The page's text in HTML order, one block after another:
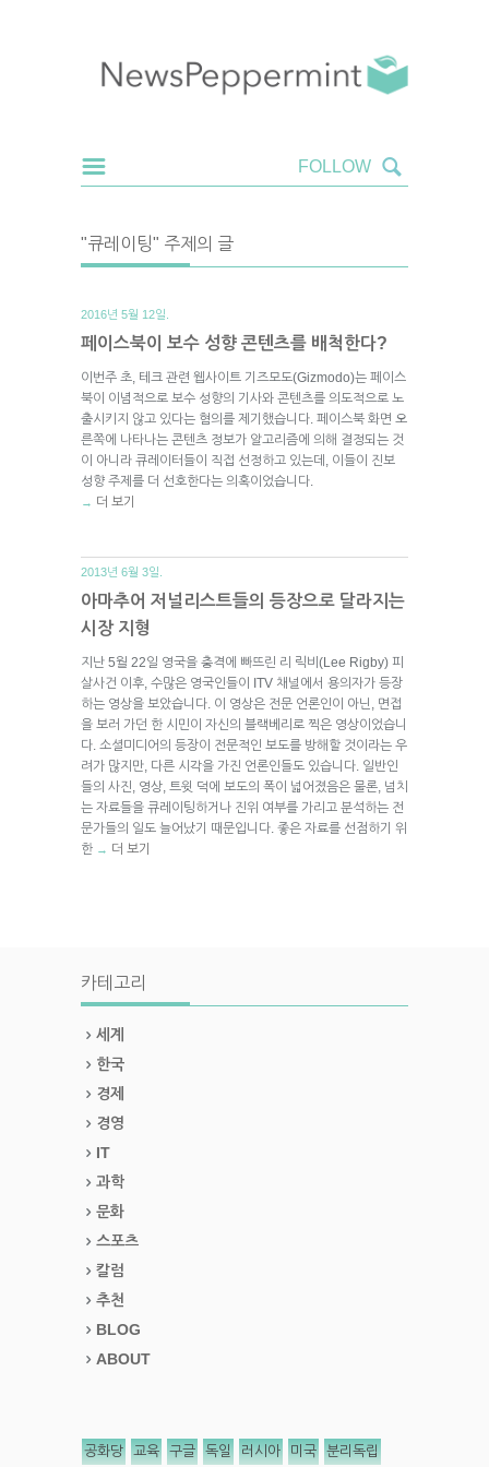
"큐레이팅" 주제의 글
2016년 5월 12일.
페이스북이 보수 성향 콘텐츠를 배척한다?
이번주 초, 테크 관련 웹사이트 기즈모도(Gizmodo)는 페이스
북이 이념적으로 보수 성향의 기사와 콘텐츠를 의도적으로 노
출시키지 않고 있다는 혐의를 제기했습니다. 페이스북 화면 오
른쪽에 나타나는 콘텐츠 정보가 알고리즘에 의해 결정되는 것
이 아니라 큐레이터들이 직접 선정하고 있는데, 이들이 진보
성향 주제를 더 선호한다는 의혹이었습니다.
→ 더 보기
2013년 6월 3일.
아마추어 저널리스트들의 등장으로 달라지는
시장 지형
지난 5월 22일 영국을 충격에 빠뜨린 리 릭비(Lee Rigby) 피
살사건 이후, 수많은 영국인들이 ITV 채널에서 용의자가 등장
하는 영상을 보았습니다. 이 영상은 전문 언론인이 아닌, 면접
을 보러 가던 한 시민이 자신의 블랙베리로 찍은 영상이었습니
다. 소셜미디어의 등장이 전문적인 보도를 방해할 것이라는 우
려가 많지만, 다른 시각을 가진 언론인들도 있습니다. 일반인
들의 사진, 영상, 트윗 덕에 보도의 폭이 넓어졌음은 물론, 넘치
는 자료들을 큐레이팅하거나 진위 여부를 가리고 분석하는 전
문가들의 일도 늘어났기 때문입니다. 좋은 자료를 선점하기 위
한 → 더 보기
카테고리
세계
한국
경제
경영
IT
과학
문화
스포츠
칼럼
추천
BLOG
ABOUT
공화당 교육 구글 독일 러시아 미국 분리독립